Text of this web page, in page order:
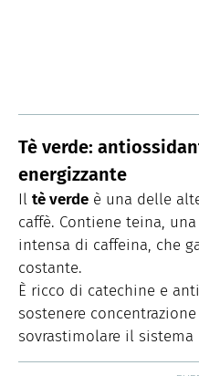
Tè verde:
energizzante
Il tè verde è una delle
caffè. Contiene teina,
intensa di caffeina, che
costante.
È ricco di catechine e
sostenere
sovrastimolare il sistema